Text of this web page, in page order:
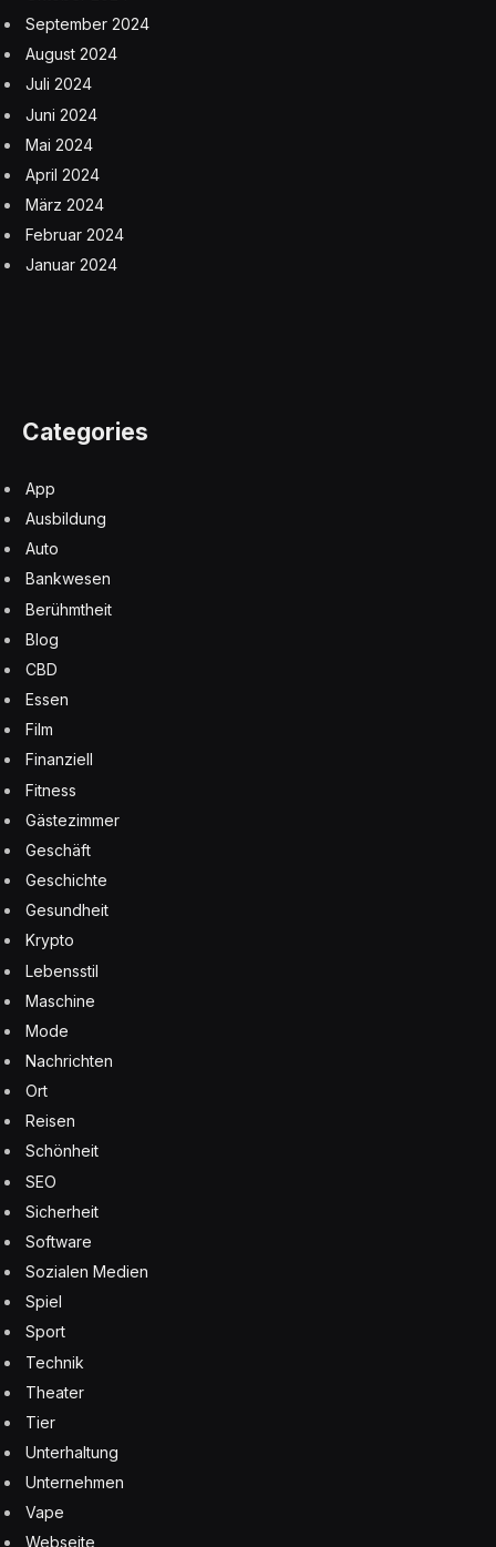
September 2024
August 2024
Juli 2024
Juni 2024
Mai 2024
April 2024
März 2024
Februar 2024
Januar 2024
Categories
App
Ausbildung
Auto
Bankwesen
Berühmtheit
Blog
CBD
Essen
Film
Finanziell
Fitness
Gästezimmer
Geschäft
Geschichte
Gesundheit
Krypto
Lebensstil
Maschine
Mode
Nachrichten
Ort
Reisen
Schönheit
SEO
Sicherheit
Software
Sozialen Medien
Spiel
Sport
Technik
Theater
Tier
Unterhaltung
Unternehmen
Vape
Webseite